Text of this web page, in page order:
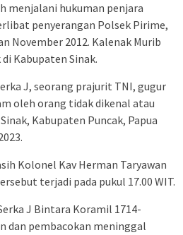
menjalani hukuman penjara
penyerangan Polsek Pirime,
November 2012. Kalenak Murib
Kabupaten Sinak.
J, seorang prajurit TNI, gugur
oleh orang tidak dikenal atau
Kabupaten Puncak, Papua
Kolonel Kav Herman Taryawan
terjadi pada pukul 17.00 WIT.
J Bintara Koramil 1714-
dan pembacokan meninggal